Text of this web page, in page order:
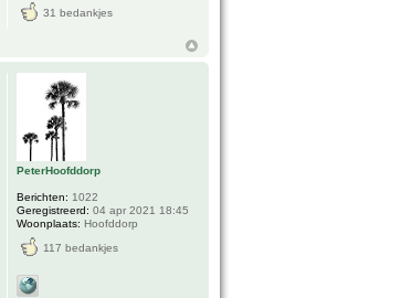
31 bedankjes
PeterHoofddorp
Berichten: 1022
Geregistreerd: 04 apr 2021 18:45
Woonplaats: Hoofddorp
117 bedankjes